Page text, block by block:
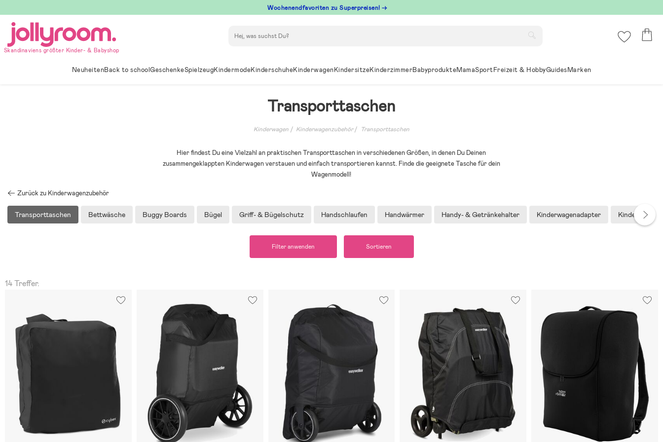
till
innehållet
Wochenendfavoriten zu Superpreisen! →
Skandinaviens größter Kinder- & Babyshop
NeuheitenBack to schoolGeschenkeSpielzeugKindermodeKinderschuheKinderwagenKindersitzeKinderzimmerBabyprodukteMamaSportFreizeit & HobbyGuidesMarken
Transporttaschen
Kinderwagen Kinderwagenzubehör Transporttaschen
Hier findest Du eine Vielzahl an praktischen Transporttaschen in verschiedenen Größen, in denen Du Deinen
zusammengeklappten Kinderwagen verstauen und einfach transportieren kannst. Finde die geeignete Tasche für dein
Wagenmodell!
Zurück zu Kinderwagenzubehör
Transporttaschen Bettwäsche Buggy Boards Bügel Griff- & Bügelschutz Handschlaufen Handwärmer Handy- & Getränkehalter Kinderwagenadapter
Filter anwenden Sortieren
14 Treffer.